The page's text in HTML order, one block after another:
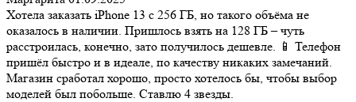
Хотела заказать iPhone 13 с 256 ГБ, но такого объёма не
оказалось в наличии. Пришлось взять на 128 ГБ – чуть
расстроилась, конечно, зато получилось дешевле. 📱 Телефон
пришёл быстро и в идеале, по качеству никаких замечаний.
Магазин сработал хорошо, просто хотелось бы, чтобы выбор
моделей был побольше. Ставлю 4 звезды.